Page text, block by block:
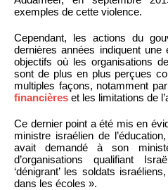
exemples de cette violence.
Cependant, les actions du
dernières années indiquent
objectifs où les organisations
sont de plus en plus perçues
multiples façons, notamment
financières et les limitations de
Ce dernier point a été mis en
ministre israélien de
avait demandé à son
d’organisations qualifiant
‘dénigrant’ les soldats
dans les écoles ».